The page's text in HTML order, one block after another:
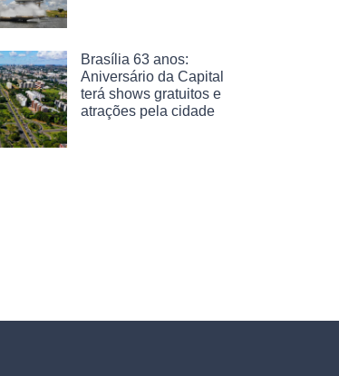
Brasília 63 anos:
Aniversário da Capital
terá shows gratuitos e
atrações pela cidade